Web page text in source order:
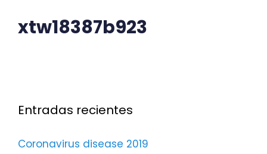
xtw18387b923
Entradas recientes
Coronavirus disease 2019